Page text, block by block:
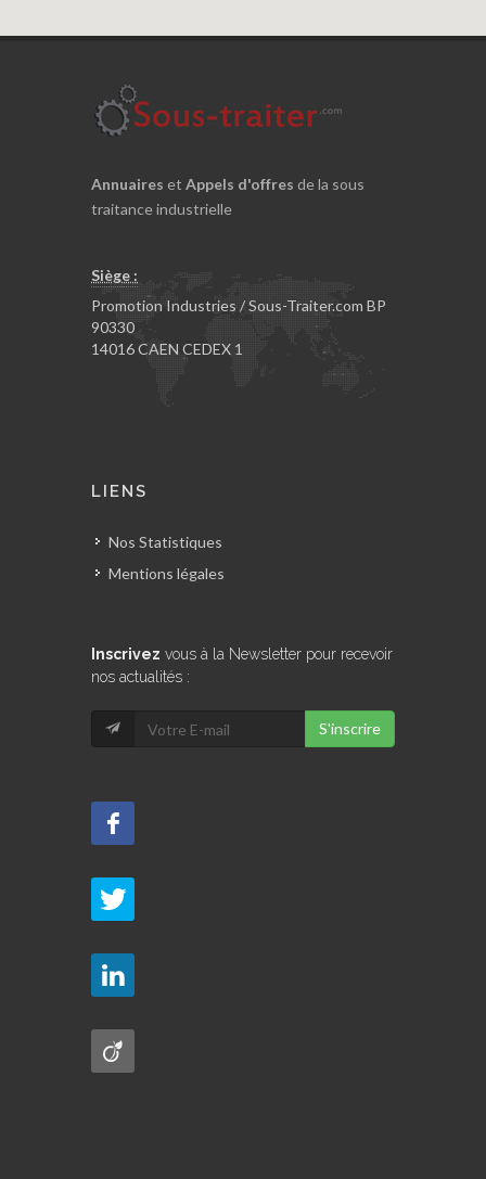
Annuaires et Appels d'offres de la sous
traitance industrielle
Siège :
Promotion Industries / Sous-Traiter.com BP
90330
14016 CAEN CEDEX 1
LIENS
Nos Statistiques
Mentions légales
Inscrivez vous à la Newsletter pour recevoir
nos actualités :
S'inscrire